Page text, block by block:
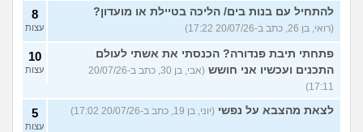
להתחיל עם בנות בים/ הליכה בטיילת או מועדון?
(רואי, בן 26, כתב ב-20/07/26 17:22)
8
עצות
פתחתי תיבת פנדורה? הכנסתי את אשתי לעולם
התכנים ועכשיו אני חושש
(אבי, בן 30, כתב ב-20/07/26
17:11)
10
עצות
לצאת מהצבא על נפשי (יוני, בן 19, כתב ב-20/07/26 17:02) 5
עצות